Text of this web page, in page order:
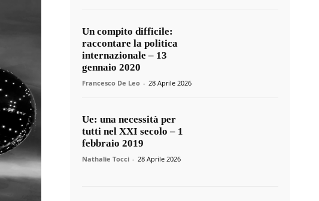
Un compito difficile:
raccontare la politica
internazionale – 13
gennaio 2020
Francesco De Leo - 28 Aprile 2026
Ue: una necessità per
tutti nel XXI secolo – 1
febbraio 2019
Nathalie Tocci - 28 Aprile 2026